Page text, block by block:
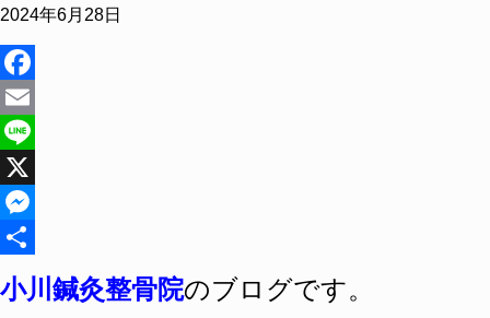
2024年6月28日
Facebook
Email
Line
X
Messenger
共
有
小川鍼灸整骨院のブログです。